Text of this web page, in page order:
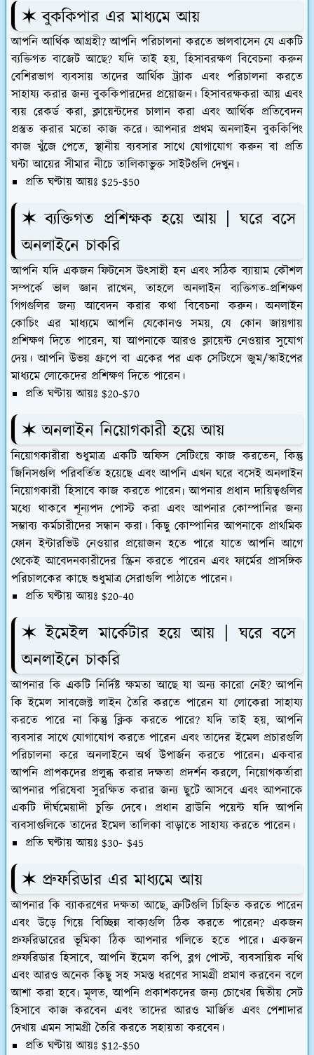
✶ বুককিপার এর মাধ্যমে আয়
আপনি আর্থিক আগ্রহী? আপনি পরিচালনা করতে ভালবাসেন যে একটি
ব্যক্তিগত বাজেট আছে? যদি তাই হয়, হিসাবরক্ষণ বিবেচনা করুন
বেশিরভাগ ব্যবসায় তাদের আর্থিক ট্র্যাক এবং পরিচালনা করতে
সাহায্য করার জন্য বুককিপারদের প্রয়োজন। হিসাবরক্ষকরা আয় এবং
ব্যয় রেকর্ড করা, ক্লায়েন্টদের চালান করা এবং আর্থিক প্রতিবেদন
প্রস্তুত করার মতো কাজ করে। আপনার প্রথম অনলাইন বুককিপিং
কাজ খুঁজে পেতে, স্থানীয় ব্যবসার সাথে যোগাযোগ করুন বা প্রতি
ঘন্টা আয়ের সীমার নীচে তালিকাভুক্ত সাইটগুলি দেখুন।
প্রতি ঘণ্টায় আয়ঃ $25-$50
✶ ব্যক্তিগত প্রশিক্ষক হয়ে আয় | ঘরে বসে
অনলাইনে চাকরি
আপনি যদি একজন ফিটনেস উত্সাহী হন এবং সঠিক ব্যায়াম কৌশল
সম্পর্কে ভাল জ্ঞান রাখেন, তাহলে অনলাইন ব্যক্তিগত-প্রশিক্ষণ
গিগগুলির জন্য আবেদন করার কথা বিবেচনা করুন। অনলাইন
কোচিং এর মাধ্যমে আপনি যেকোনও সময়, যে কোন জায়গায়
প্রশিক্ষণ দিতে পারেন, যা আপনাকে আরও ক্লায়েন্ট নেওয়ার সুযোগ
দেয়। আপনি উভয় গ্রুপে বা একের পর এক সেটিংসে জুম/স্কাইপের
মাধ্যমে লোকেদের প্রশিক্ষণ দিতে পারেন।
প্রতি ঘণ্টায় আয়ঃ $20-$70
✶ অনলাইন নিয়োগকারী হয়ে আয়
নিয়োগকারীরা শুধুমাত্র একটি অফিস সেটিংয়ে কাজ করতেন, কিন্তু
জিনিসগুলি পরিবর্তিত হয়েছে এবং আপনি এখন ঘরে বসেই অনলাইন
নিয়োগকারী হিসাবে কাজ করতে পারেন৷ আপনার প্রধান দায়িত্বগুলির
মধ্যে থাকবে শূন্যপদ পোস্ট করা এবং আপনার কোম্পানির জন্য
সম্ভাব্য কর্মচারীদের সন্ধান করা। কিছু কোম্পানির আপনাকে প্রাথমিক
ফোন ইন্টারভিউ নেওয়ার প্রয়োজন হতে পারে যাতে আপনি আগে
থেকেই আবেদনকারীদের স্ক্রিন করতে পারেন এবং ফার্মের প্রাসঙ্গিক
পরিচালকের কাছে শুধুমাত্র সেরাগুলি পাঠাতে পারেন।
প্রতি ঘণ্টায় আয়ঃ $20-40
✶ ইমেইল মার্কেটার হয়ে আয় | ঘরে বসে
অনলাইনে চাকরি
আপনার কি একটি নির্দিষ্ট ক্ষমতা আছে যা অন্য কারো নেই? আপনি
কি ইমেল সাবজেক্ট লাইন তৈরি করতে পারেন যা লোকেরা সাহায্য
করতে পারে না কিন্তু ক্লিক করতে পারে? যদি তাই হয়, আপনি
ব্যবসার সাথে যোগাযোগ করতে পারেন এবং তাদের ইমেল প্রচারগুলি
পরিচালনা করে অনলাইনে অর্থ উপার্জন করতে পারেন৷ একবার
আপনি প্রাপকদের প্রলুব্ধ করার দক্ষতা প্রদর্শন করলে, নিয়োগকর্তারা
আপনার পরিষেবা সুরক্ষিত করার জন্য ছুটে আসবে এবং আপনাকে
একটি দীর্ঘমেয়াদী চুক্তি দেবে। প্রধান ব্রাউনি পয়েন্ট যদি আপনি
ব্যবসাগুলিকে তাদের ইমেল তালিকা বাড়াতে সাহায্য করতে পারেন।
প্রতি ঘণ্টায় আয়ঃ $30- $45
✶ প্রুফরিডার এর মাধ্যমে আয়
আপনার কি ব্যাকরণের দক্ষতা আছে, ত্রুটিগুলি চিহ্নিত করতে পারেন
এবং উড়ে গিয়ে বিচ্ছিন্ন বাক্যগুলি ঠিক করতে পারেন? একজন
প্রুফরিডারের ভূমিকা ঠিক আপনার গলিতে হতে পারে। একজন
প্রুফরিডার হিসাবে, আপনি ইমেল কপি, ব্লগ পোস্ট, ব্যবসায়িক নথি
এবং আরও অনেক কিছু সহ সমস্ত ধরণের সামগ্রী প্রমাণ করবেন বলে
আশা করা হবে৷ মূলত, আপনি প্রকাশকদের জন্য চোখের দ্বিতীয় সেট
হিসাবে কাজ করবেন এবং তাদের আরও মার্জিত এবং পেশাদার
দেখায় এমন সামগ্রী তৈরি করতে সহায়তা করবেন।
প্রতি ঘণ্টায় আয়ঃ $12-$50